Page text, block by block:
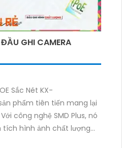
GHI CAMERA
Sắc Nét KX-
phẩm tiên tiến mang lại
công nghệ SMD Plus, nó
tích hình ảnh chất lượng